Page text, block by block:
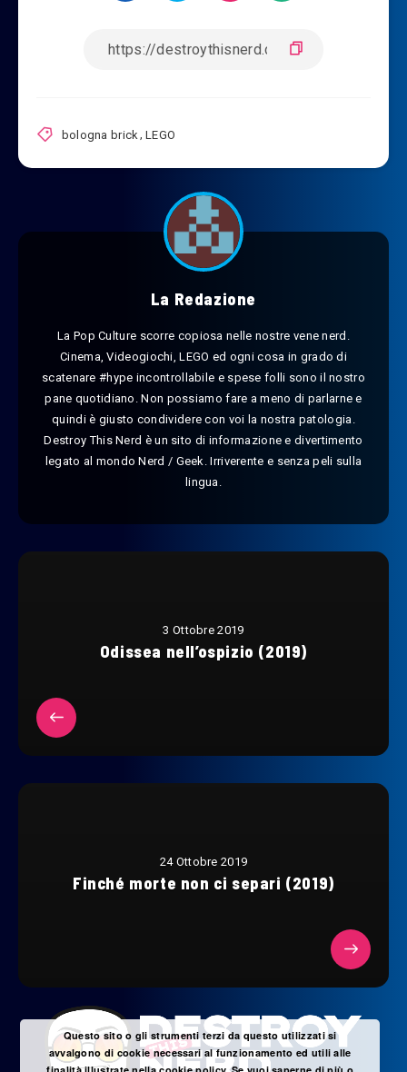
bologna brick ,LEGO
La Redazione
La Pop Culture scorre copiosa nelle nostre vene nerd.
Cinema, Videogiochi, LEGO ed ogni cosa in grado di
scatenare #hype incontrollabile e spese folli sono il nostro
pane quotidiano. Non possiamo fare a meno di parlarne e
quindi è giusto condividere con voi la nostra patologia.
Destroy This Nerd è un sito di informazione e divertimento
legato al mondo Nerd / Geek. Irriverente e senza peli sulla
lingua.
3 Ottobre 2019
Odissea nell’ospizio (2019)
24 Ottobre 2019
Finché morte non ci separi (2019)
Questo sito o gli strumenti terzi da questo utilizzati si
avvalgono di cookie necessari al funzionamento ed utili alle